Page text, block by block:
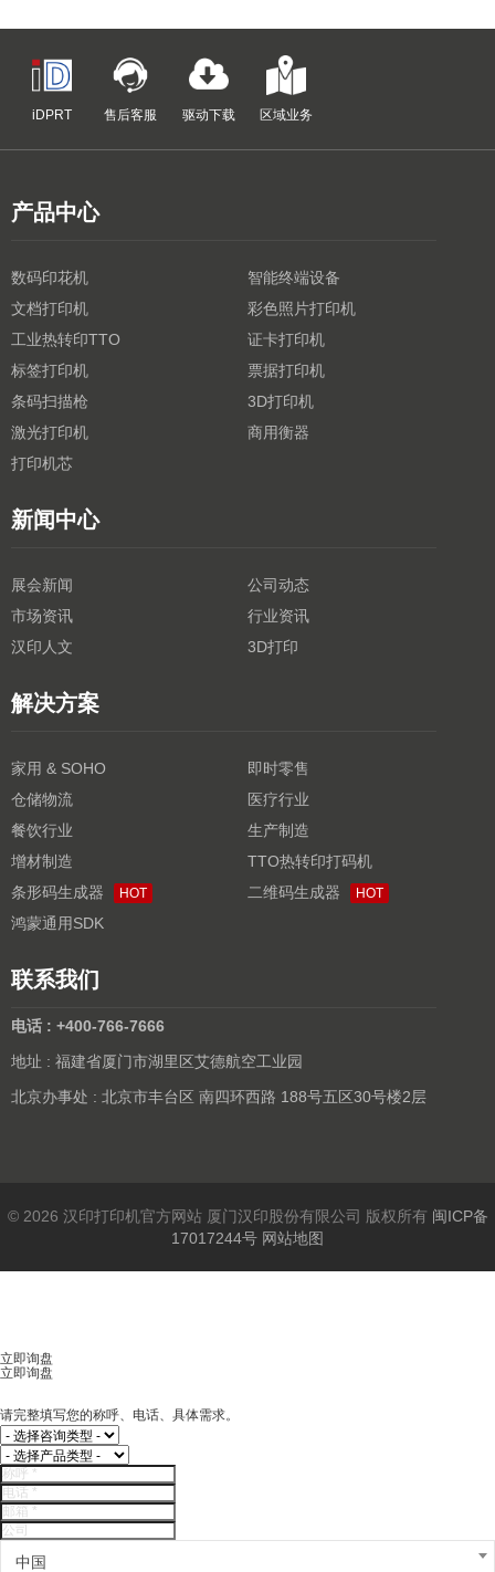
iDPRT 售后客服 驱动下载 区域业务
产品中心
数码印花机
智能终端设备
文档打印机
彩色照片打印机
工业热转印TTO
证卡打印机
标签打印机
票据打印机
条码扫描枪
3D打印机
激光打印机
商用衡器
打印机芯
新闻中心
展会新闻
公司动态
市场资讯
行业资讯
汉印人文
3D打印
解决方案
家用 & SOHO
即时零售
仓储物流
医疗行业
餐饮行业
生产制造
增材制造
TTO热转印打码机
条形码生成器
HOT 二维码生成器 HOT
鸿蒙通用SDK
联系我们
电话 : +400-766-7666
地址 : 福建省厦门市湖里区艾德航空工业园
北京办事处 : 北京市丰台区 南四环西路 188号五区30号楼2层
© 2026 汉印打印机官方网站 厦门汉印股份有限公司 版权所有 闽ICP备
17017244号 网站地图
立即询盘
立即询盘
请完整填写您的称呼、电话、具体需求。
中国